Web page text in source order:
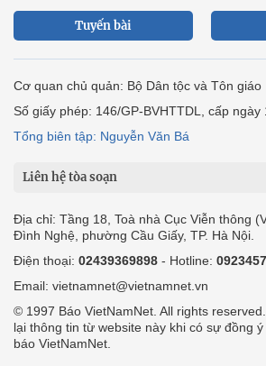
Tuyến bài
Cơ quan chủ quản: Bộ Dân tộc và Tôn giáo
Số giấy phép: 146/GP-BVHTTDL, cấp ngày
Tổng biên tập: Nguyễn Văn Bá
Liên hệ tòa soạn
Địa chỉ: Tầng 18, Toà nhà Cục Viễn thông
Đình Nghệ, phường Cầu Giấy, TP. Hà Nội.
Điện thoại: 02439369898 - Hotline:
Email: vietnamnet@vietnamnet.vn
© 1997 Báo VietNamNet. All rights
lại thông tin từ website này khi có sự đồng
báo VietNamNet.